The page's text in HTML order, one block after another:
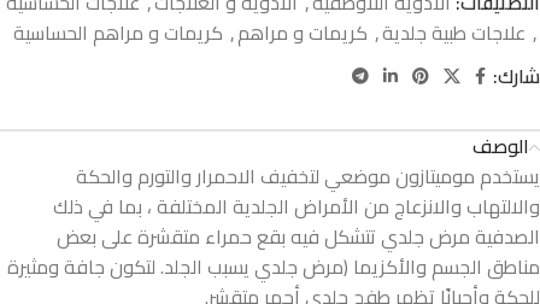
, علاجات طبية جلدية, كريمات و مراهم, كريمات و مراهم الحساسية
شارك:
الوصف
يستخدم موميتازون موضعي لتخفيف الاحمرار والتورم والحكة
والالتهاب والانزعاج من الأمراض الجلدية المختلفة ، بما في ذلك
الصدفية مرض جلدي تتشكل فيه بقع حمراء متقشرة على بعض
مناطق الجسم والأكزيما (مرض جلدي يسبب الجلد. لتكون جافة ومثيرة
للحكة وأحيانًا تظهر طفح جلدي أحمر متقشر.